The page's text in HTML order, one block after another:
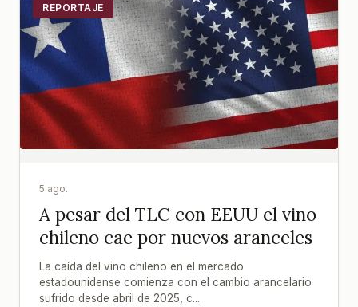
REPORTAJE
5 ago.
A pesar del TLC con EEUU el vino
chileno cae por nuevos aranceles
La caída del vino chileno en el mercado
estadounidense comienza con el cambio arancelario
sufrido desde abril de 2025, c...